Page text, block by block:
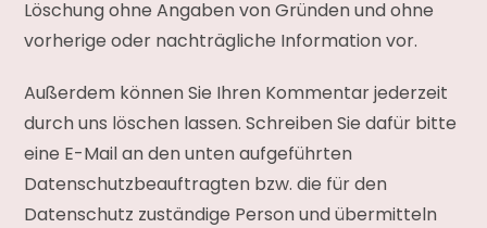
Löschung ohne Angaben von Gründen und ohne
vorherige oder nachträgliche Information vor.
Außerdem können Sie Ihren Kommentar jederzeit
durch uns löschen lassen. Schreiben Sie dafür bitte
eine E-Mail an den unten aufgeführten
Datenschutzbeauftragten bzw. die für den
Datenschutz zuständige Person und übermitteln